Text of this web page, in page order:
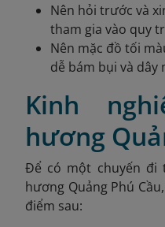
Nên hỏi trước và
tham gia vào quy
Nên mặc đồ tối
dễ bám bụi và dây
Kinh
hương
Để có một chuyến đi
hương Quảng Phú
điểm sau: